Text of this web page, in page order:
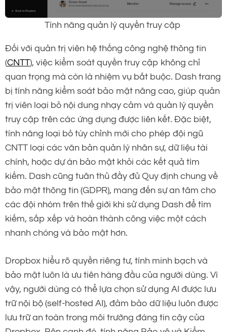
Tính năng quản lý quyền truy cập
Đối với quản trị viên hệ thống công nghệ thông tin
(CNTT), việc kiểm soát quyền truy cập không chỉ
quan trọng mà còn là nhiệm vụ bắt buộc. Dash trang
bị tính năng kiểm soát bảo mật nâng cao, giúp quản
trị viên loại bỏ nội dung nhạy cảm và quản lý quyền
truy cập trên các ứng dụng được liên kết. Đặc biệt,
tính năng loại bỏ tùy chỉnh mới cho phép đội ngũ
CNTT loại các văn bản quản lý nhân sự, dữ liệu tài
chính, hoặc dự án bảo mật khỏi các kết quả tìm
kiếm. Dash cũng tuân thủ đầy đủ Quy định chung về
bảo mật thông tin (GDPR), mang đến sự an tâm cho
các đội nhóm trên thế giới khi sử dụng Dash để tìm
kiếm, sắp xếp và hoàn thành công việc một cách
nhanh chóng và bảo mật hơn.
Dropbox hiểu rõ quyền riêng tư, tính minh bạch và
bảo mật luôn là ưu tiên hàng đầu của người dùng. Vì
vậy, người dùng có thể lựa chọn sử dụng AI được lưu
trữ nội bộ (self-hosted AI), đảm bảo dữ liệu luôn được
lưu trữ an toàn trong môi trường đáng tin cậy của